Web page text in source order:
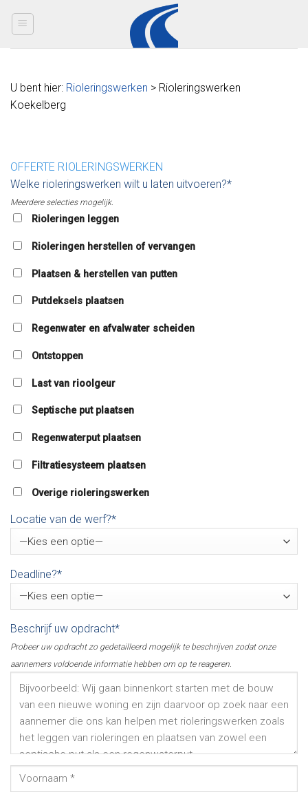
U bent hier: Rioleringswerken > Rioleringswerken
Koekelberg
OFFERTE RIOLERINGSWERKEN
Welke rioleringswerken wilt u laten uitvoeren?*
Meerdere selecties mogelijk.
Rioleringen leggen
Rioleringen herstellen of vervangen
Plaatsen & herstellen van putten
Putdeksels plaatsen
Regenwater en afvalwater scheiden
Ontstoppen
Last van rioolgeur
Septische put plaatsen
Regenwaterput plaatsen
Filtratiesysteem plaatsen
Overige rioleringswerken
Locatie van de werf?*
Deadline?*
Beschrijf uw opdracht*
Probeer uw opdracht zo gedetailleerd mogelijk te beschrijven zodat onze
aannemers voldoende informatie hebben om op te reageren.